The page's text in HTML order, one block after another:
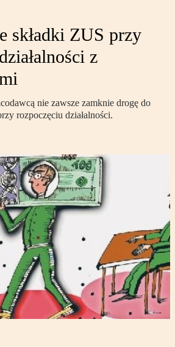
składki ZUS przy
z
nie zawsze zamknie drogę do
rozpoczęciu działalności.